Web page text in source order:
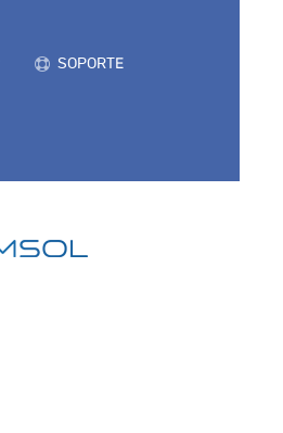
SOPORTE